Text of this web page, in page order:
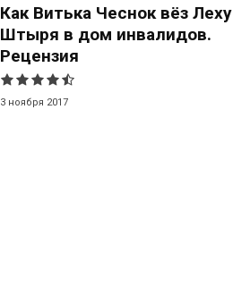
Как Витька Чеснок вёз Леху
Штыря в дом инвалидов.
Рецензия
3 ноября 2017